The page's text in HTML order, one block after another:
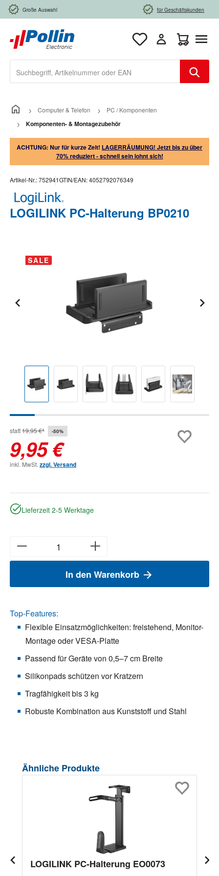
Zum Hauptinhalt springen
Große Auswahl für Geschäftskunden
Computer & Telefon PC / Komponenten
Komponenten- & Montagezubehör
ACHTUNG: Nur für kurze Zeit! LAGERRÄUMUNG! Jetzt bis zu über
70% reduziert - schnell sein lohnt sich!
Artikel-Nr.:752941GTIN/EAN:4052792076349
LOGILINK PC-Halterung BP0210
Bildergalerie überspringen
SALE
statt19,95 €* -50%
9,95 €
inkl. MwSt. zzgl. Versand
Lieferzeit 2-5 Werktage
In den Warenkorb
Top-Features:
Flexible Einsatzmöglichkeiten: freistehend, Monitor-
Montage oder VESA-Platte
Passend für Geräte von 0,5–7 cm Breite
Silikonpads schützen vor Kratzern
Tragfähigkeit bis 3 kg
Robuste Kombination aus Kunststoff und Stahl
Produktgalerie überspringen
Ähnliche Produkte
LOGILINK PC-Halterung EO0073